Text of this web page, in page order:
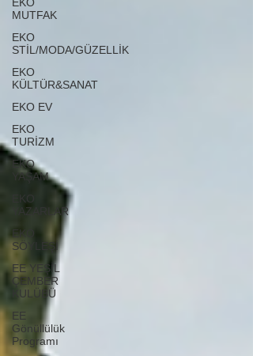
MUTFAK
EKO
STİL/MODA/GÜZELLİK
EKO
KÜLTÜR&SANAT
EKO EV
EKO
TURİZM
EKO
YAŞAM
YAZARLAR
EKO
SÖYLEŞİ
EE YEŞİL
ÇEMBER
KULÜBÜ
EE
Gönüllülük
Programı